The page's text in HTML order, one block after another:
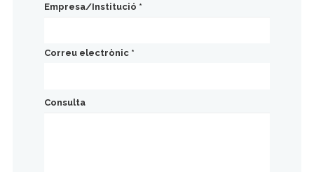
Empresa/Institució *
Correu electrònic *
Consulta